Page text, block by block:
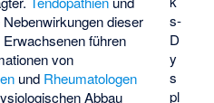
s-
D
y
s
pl
dieser
führen
von
und Rheumatologen
Abbau